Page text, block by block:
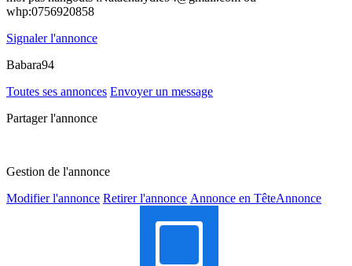
whp:0756920858
Signaler l'annonce
Babara94
Toutes ses annonces Envoyer un message
Partager l'annonce
Gestion de l'annonce
Modifier l'annonce Retirer l'annonce Annonce en TêteAnnonce